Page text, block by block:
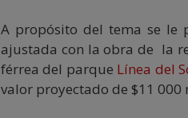
A propósito del tema se le
ajustada con la obra de la
férrea del parque Línea del
valor proyectado de $11 000